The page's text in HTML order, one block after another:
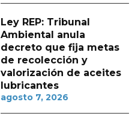
Ley REP: Tribunal
Ambiental anula
decreto que fija metas
de recolección y
valorización de aceites
lubricantes
agosto 7, 2026